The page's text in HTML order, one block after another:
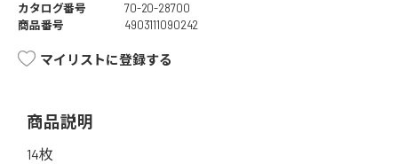
カタログ番号
70-20-28700
商品番号
4903111090242
マイリストに登録する
商品説明
14枚